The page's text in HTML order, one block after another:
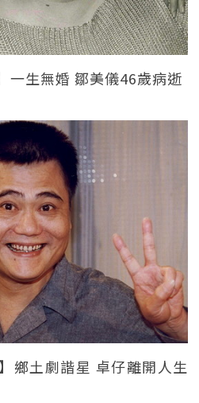
一生無婚 鄒美儀46歲病逝
鄉土劇諧星 卓仔離開人生